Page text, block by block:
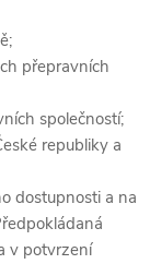
přepravních
společností;
republiky a
dostupnosti a na
v potvrzení